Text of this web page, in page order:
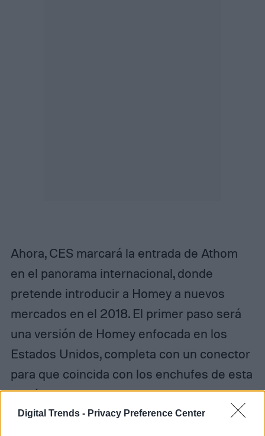
Digital Trends - Privacy Preference Center
Ahora, CES marcará la entrada de Athom
en el panorama internacional, donde
pretende introducir a Homey a nuevos
mercados en el 2018. El primer paso será
una versión de Homey enfocada en los
Estados Unidos, completa con un conector
para que coincida con los enchufes de esta
región. La estrategia de
internacionalización de la compañía